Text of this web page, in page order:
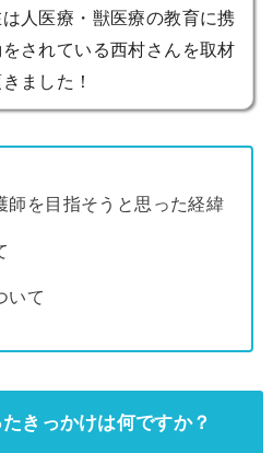
人医療・獣医療の教育に携
されている西村さんを取材
ました！
師を目指そうと思った経緯
いて
きっかけは何ですか？